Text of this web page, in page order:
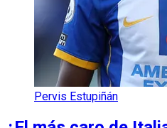
Pervis Estupiñán